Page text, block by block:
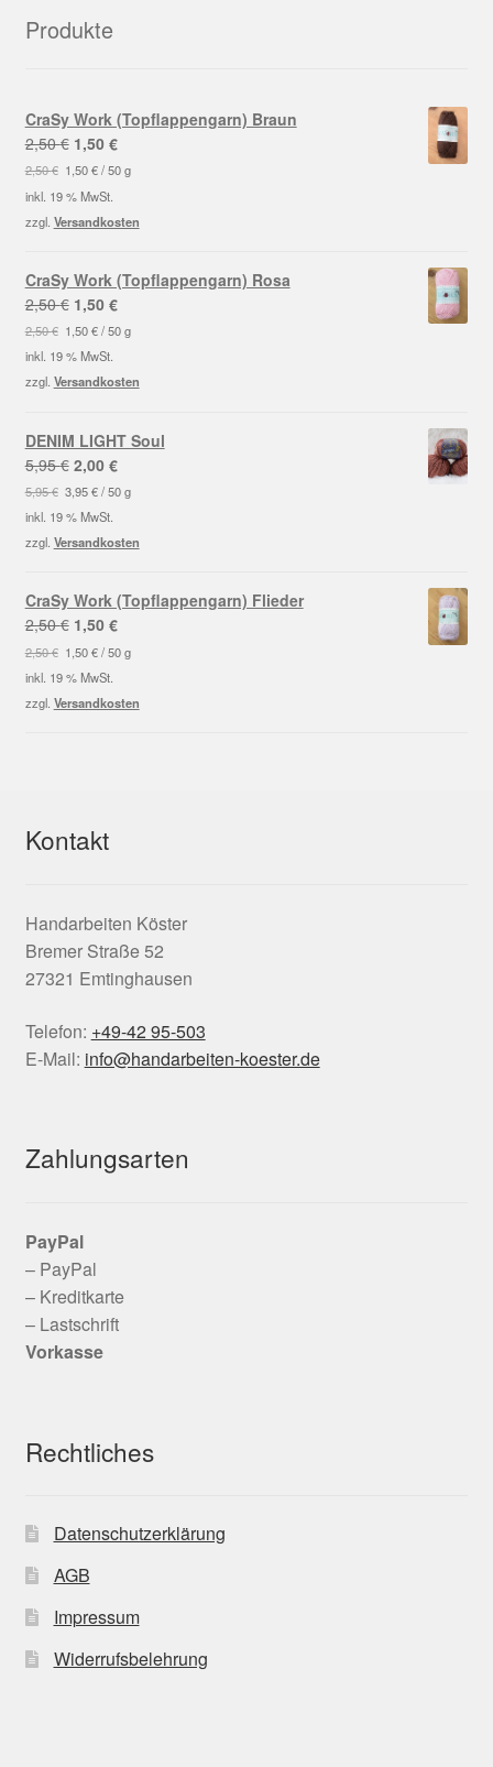
Produkte
CraSy Work (Topflappengarn) Braun
2,50€ Ursprünglicher
Preis
war:
2,50 €
1,50 €Aktueller
Preis
1,50 €.
2,50€ 1,50€/50 g
inkl. 19 % MwSt.
zzgl. Versandkosten
CraSy Work (Topflappengarn) Rosa
2,50€ Ursprünglicher
Preis
war:
2,50 €
1,50 €Aktueller
Preis
1,50 €.
2,50€ 1,50€/50 g
inkl. 19 % MwSt.
zzgl. Versandkosten
DENIM LIGHT Soul
5,95€ Ursprünglicher
Preis
war:
5,95 €
2,00 €Aktueller
Preis
2,00 €.
5,95€ 3,95€/50 g
inkl. 19 % MwSt.
zzgl. Versandkosten
CraSy Work (Topflappengarn) Flieder
2,50€ Ursprünglicher
Preis
war:
2,50 €
1,50 €Aktueller
Preis
1,50 €.
2,50€ 1,50€/50 g
inkl. 19 % MwSt.
zzgl. Versandkosten
Kontakt
Handarbeiten Köster
Bremer Straße 52
27321 Emtinghausen
Telefon: +49-42 95-503
E-Mail: info@handarbeiten-koester.de
Zahlungsarten
PayPal
– PayPal
– Kreditkarte
– Lastschrift
Vorkasse
Rechtliches
Datenschutzerklärung
AGB
Impressum
Widerrufsbelehrung